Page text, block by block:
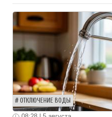
ОТКЛЮЧЕНИЕ ВОДЫ